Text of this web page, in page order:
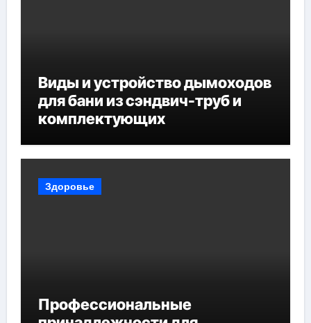
Виды и устройство дымоходов
для бани из сэндвич-труб и
комплектующих
Здоровье
Профессиональные